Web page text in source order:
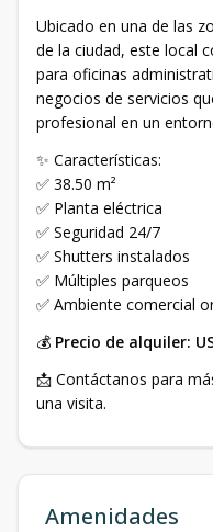
Ubicado en una de las
de la ciudad, este local
para oficinas
negocios de servicios
profesional en un
✨ Características:
✅ 38.50 m²
✅ Planta eléctrica
✅ Seguridad 24/7
✅ Shutters instalados
✅ Múltiples parqueos
✅ Ambiente comercial
💰 Precio de alquiler:
📩 Contáctanos para
una visita.
Amenidades